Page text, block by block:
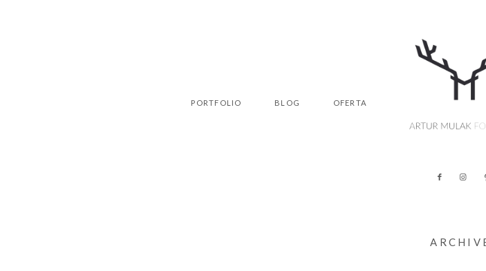
PORTFOLIO BLOG OFERTA